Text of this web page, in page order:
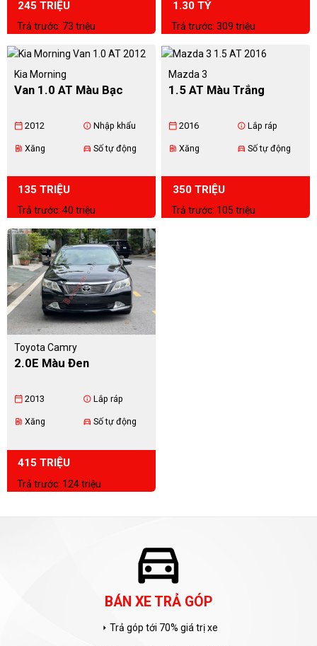
245 TRIỆU
Trả trước: 73 triệu
1.30 TỶ
Trả trước: 309 triệu
Kia Morning
Van 1.0 AT Màu Bạc
calendar_today 2012 info Nhập khẩu
ev_station Xăng directions_car Số tự động
135 TRIỆU
Trả trước: 40 triệu
Mazda 3
1.5 AT Màu Trắng
calendar_today 2016 info Lắp ráp
ev_station Xăng directions_car Số tự động
350 TRIỆU
Trả trước: 105 triệu
Toyota Camry
2.0E Màu Đen
calendar_today 2013 info Lắp ráp
ev_station Xăng directions_car Số tự động
415 TRIỆU
Trả trước: 124 triệu
directions_car
BÁN XE TRẢ GÓP
arrow_right Trả góp tới 70% giá trị xe